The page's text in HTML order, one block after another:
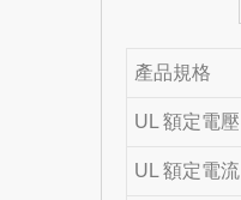
產品規格
UL 額定電壓
UL 額定電流